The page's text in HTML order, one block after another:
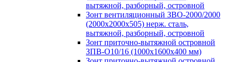
вытяжной, разборный, островной
Зонт вентиляционный ЗВО-2000/2000
(2000х2000х505) нерж. сталь,
вытяжной, разборный, островной
Зонт приточно-вытяжной островной
ЗПВ-О10/16 (1000х1600х400 мм)